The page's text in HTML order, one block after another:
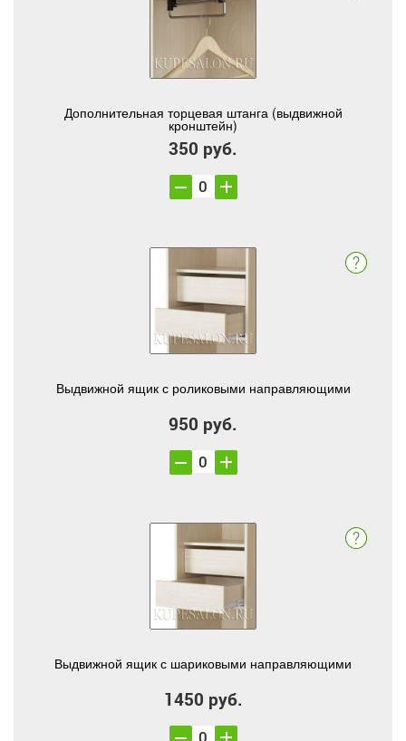
Дополнительная торцевая штанга (выдвижной
кронштейн)
350 руб.
Выдвижной ящик с роликовыми направляющими
950 руб.
Выдвижной ящик с шариковыми направляющими
1450 руб.